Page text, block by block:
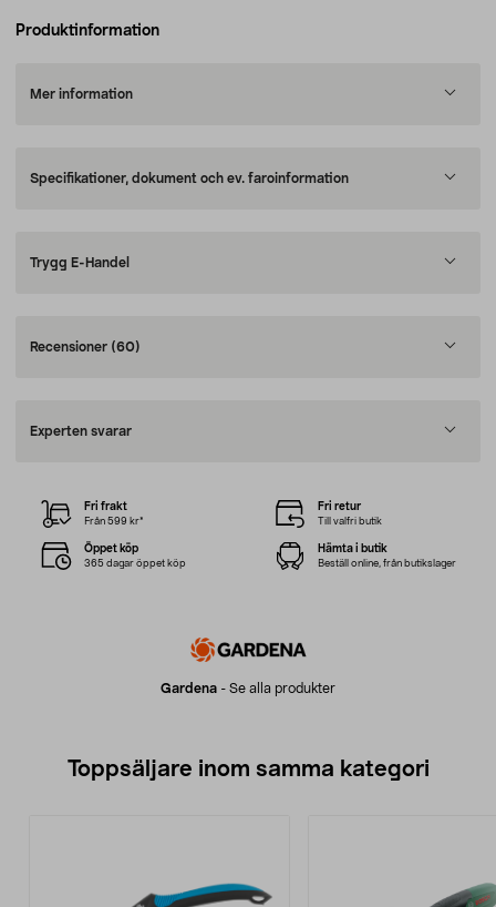
Produktinformation
Mer information
Specifikationer, dokument och ev. faroinformation
Trygg E-Handel
Recensioner (60)
Experten svarar
Gardena - Se alla produkter
Fri frakt
Från 599 kr*
Fri retur
Till valfri butik
Öppet köp
365 dagar öppet köp
Hämta i butik
Beställ online, från butikslager
Toppsäljare inom samma kategori